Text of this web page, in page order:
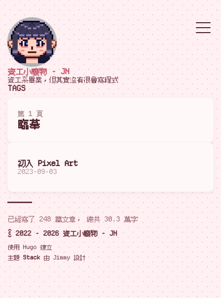
資工小廢物 - JN
資工系畢業，但其實沒有很會寫程式
TAGS
第 1 頁
臨摹
初入 Pixel Art
2023-09-03
已經寫了 248 篇文章， 總共 30.3 萬字
© 2022 - 2026 資工小廢物 - JN
使用 Hugo 建立
主題 Stack 由 Jimmy 設計